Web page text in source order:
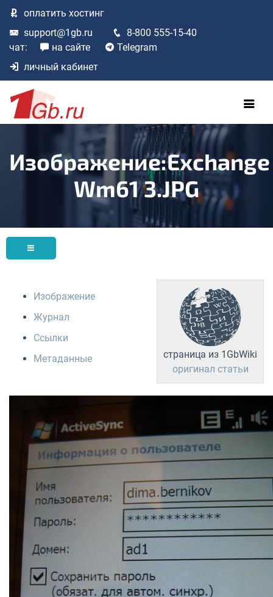
оплатить хостинг
support@1gb.ru
8-800 555-15-40
чат:
на сайте
Telegram
личный кабинет
Изображение:Exchange
Wm61 3.JPG
страница из 1GbWiki
оригинал статьи
Изображение
Журнал
Ссылки
Метаданные